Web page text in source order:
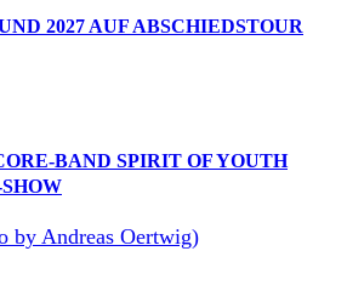
2027 AUF ABSCHIEDSTOUR
BAND SPIRIT OF YOUTH